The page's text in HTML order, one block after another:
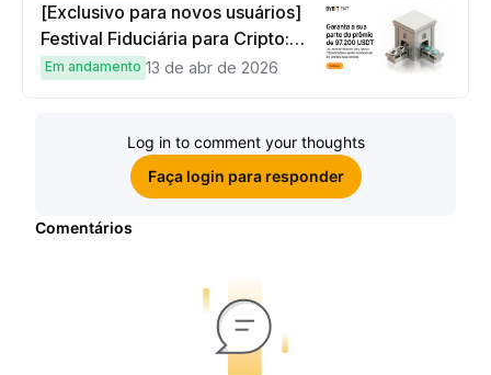
[Exclusivo para novos usuários]
Festival Fiduciária para Cripto:
complete tarefas simples e
Em andamento 13 de abr de 2026
Log in to comment your thoughts
Faça login para responder
Comentários